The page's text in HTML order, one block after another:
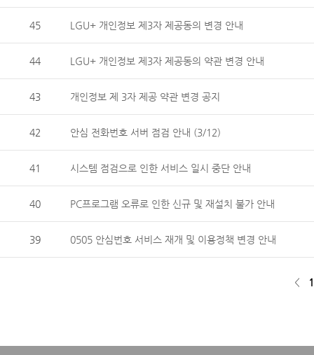
45 LGU+ 개인정보 제3자 제공동의 변경 안내
44 LGU+ 개인정보 제3자 제공동의 약관 변경 안내
43 개인정보 제 3자 제공 약관 변경 공지
42 안심 전화번호 서버 점검 안내 (3/12)
41 시스템 점검으로 인한 서비스 일시 중단 안내
40 PC프로그램 오류로 인한 신규 및 재설치 불가 안내
39 0505 안심번호 서비스 재개 및 이용정책 변경 안내
< 1